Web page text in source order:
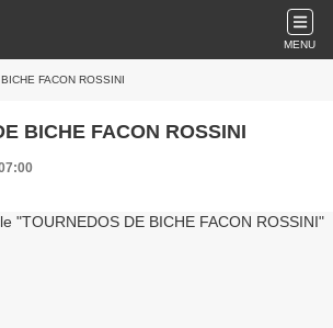
MENU
FACON ROSSINI
BICHE FACON ROSSINI